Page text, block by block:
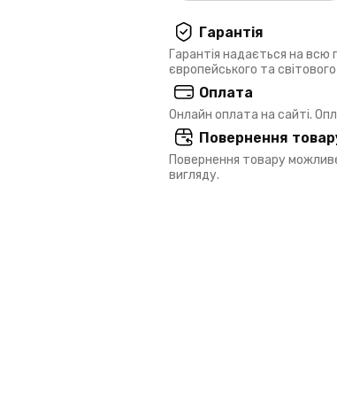
Гарантія
Гарантія надається на всю
європейського та
Оплата
Онлайн оплата на сайті.
Повернення
Повернення товару
вигляду.